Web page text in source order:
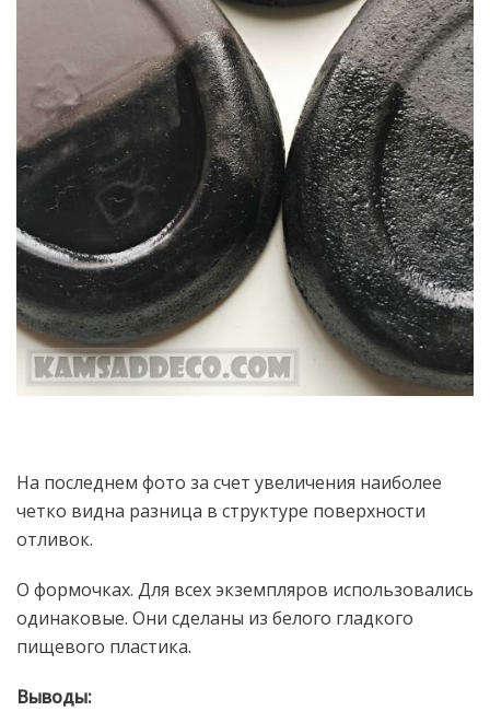
На последнем фото за счет увеличения наиболее
четко видна разница в структуре поверхности
отливок.
О формочках. Для всех экземпляров использовались
одинаковые. Они сделаны из белого гладкого
пищевого пластика.
Выводы: